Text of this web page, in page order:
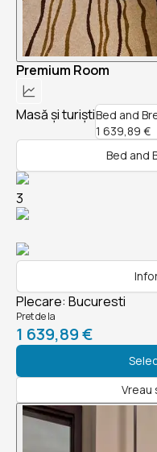
Premium Room
Masă și turiștiBed and
1 639,89 €
Bed and
3
Plecare: Bucuresti
Pret de la
1 639,89 €